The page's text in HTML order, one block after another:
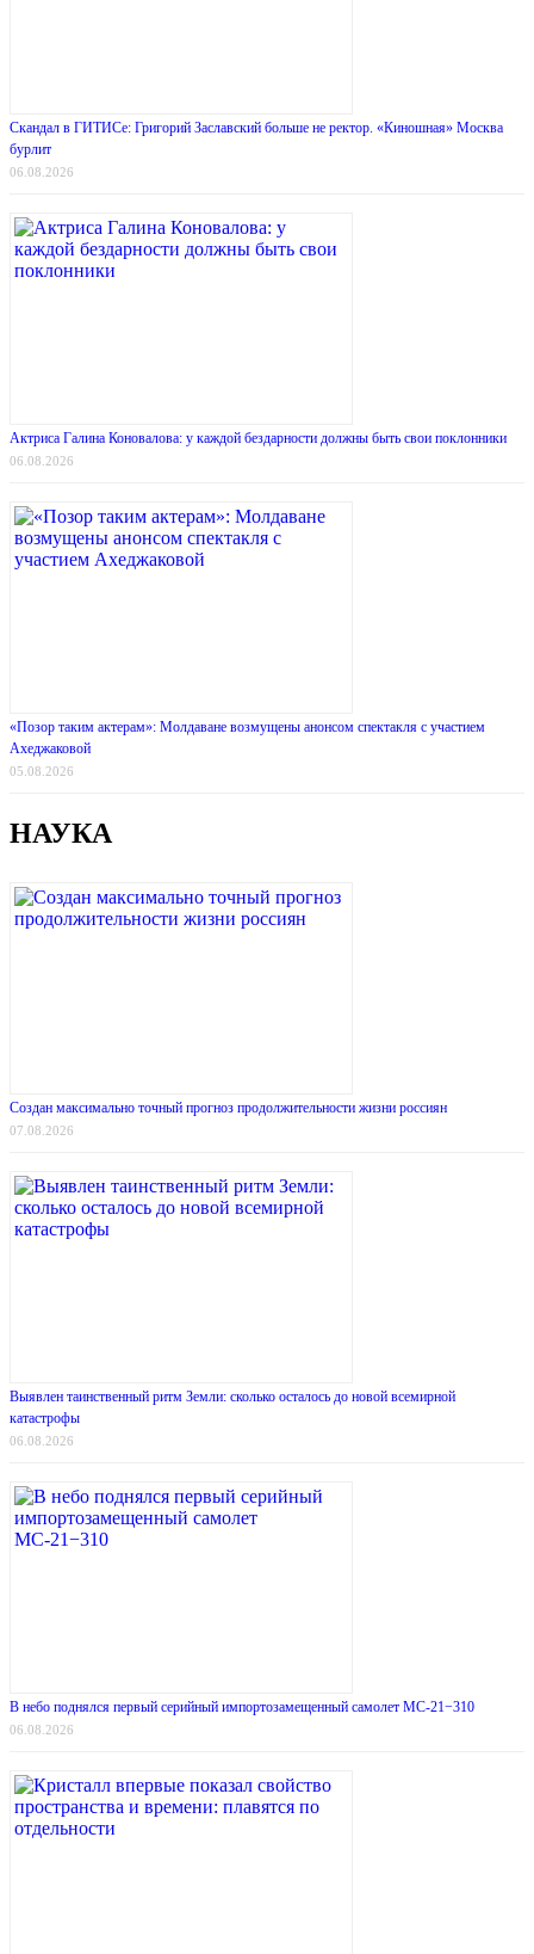
Скандал в ГИТИСе: Григорий Заславский больше не ректор. «Киношная» Москва
бурлит
06.08.2026
Актриса Галина Коновалова: у каждой бездарности должны быть свои поклонники
06.08.2026
«Позор таким актерам»: Молдаване возмущены анонсом спектакля с участием
Ахеджаковой
05.08.2026
НАУКА
Создан максимально точный прогноз продолжительности жизни россиян
07.08.2026
Выявлен таинственный ритм Земли: сколько осталось до новой всемирной
катастрофы
06.08.2026
В небо поднялся первый серийный импортозамещенный самолет МС-21−310
06.08.2026